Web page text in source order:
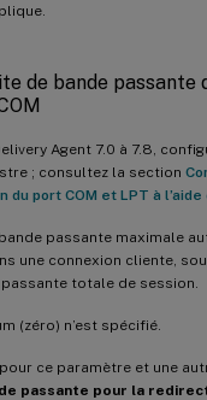
de bande passante
Agent 7.0 à 7.8,
; consultez la section
port COM et LPT à
passante maximale
une connexion cliente,
totale de session.
(zéro) n’est spécifié.
ce paramètre et une
passante pour la